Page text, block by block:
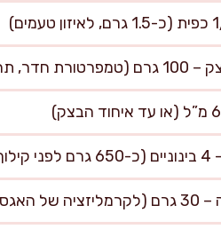
עם ניחוח עדין)